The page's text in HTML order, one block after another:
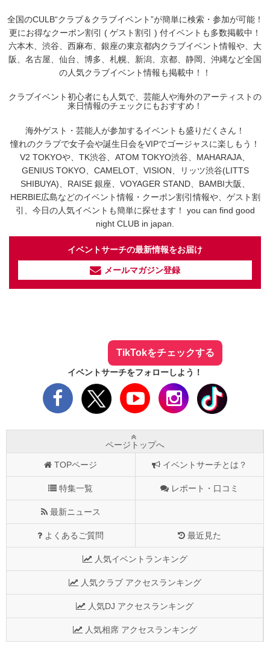
全国のCULB“クラブ＆クラブイベント”が簡単に検索・参加が可能！
更にお得なクーポン割引 ( ゲスト割引 ) 付イベントも多数掲載中！
六本木、渋谷、西麻布、銀座の東京都内クラブイベント情報や、大
阪、名古屋、仙台、博多、札幌、新潟、京都、静岡、沖縄など全国
の人気クラブイベント情報も掲載中！！
クラブイベント初心者にも人気で、芸能人や海外のアーティストの
来日情報のチェックにもおすすめ！
海外ゲスト・芸能人が参加するイベントも盛りだくさん！
憧れのクラブで女子会や誕生日会をVIPでゴージャスに楽しもう！
V2 TOKYOや、TK渋谷、ATOM TOKYO渋谷、MAHARAJA、
GENIUS TOKYO、CAMELOT、VISION、リッツ渋谷(LITTS
SHIBUYA)、RAISE 銀座、VOYAGER STAND、BAMBI大阪、
HERBIE広島などのイベント情報・クーポン割引情報や、ゲスト割
引、今日の人気イベントも簡単に探せます！ you can find good
night CLUB in japan.
イベントサーチの最新情報をお届け
メールマガジン登録
TikTokをチェックする
イベントサーチをフォローしよう！
ページトップへ
TOPページ イベントサーチとは？
特集一覧 レポート・口コミ
最新ニュース
よくあるご質問 最近見た
人気イベントランキング
人気クラブ アクセスランキング
人気DJ アクセスランキング
人気相席 アクセスランキング